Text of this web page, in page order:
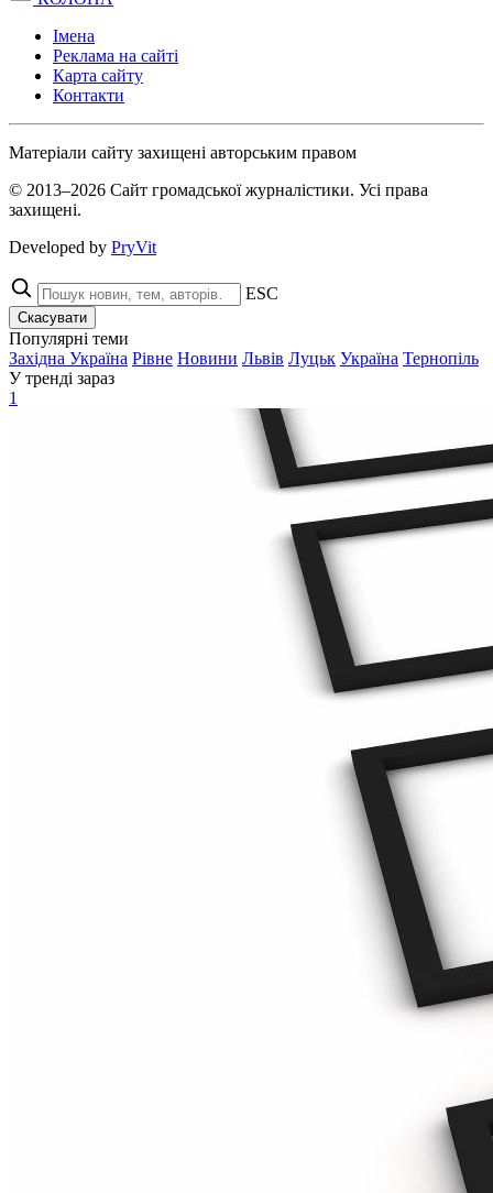
Імена
Реклама на сайті
Карта сайту
Контакти
Матеріали сайту захищені авторським правом
© 2013–2026 Сайт громадської журналістики. Усі права
захищені.
Developed by PryVit
ESC
Скасувати
Популярні теми
Західна Україна Рівне Новини Львів Луцьк Україна Тернопіль
У тренді зараз
1